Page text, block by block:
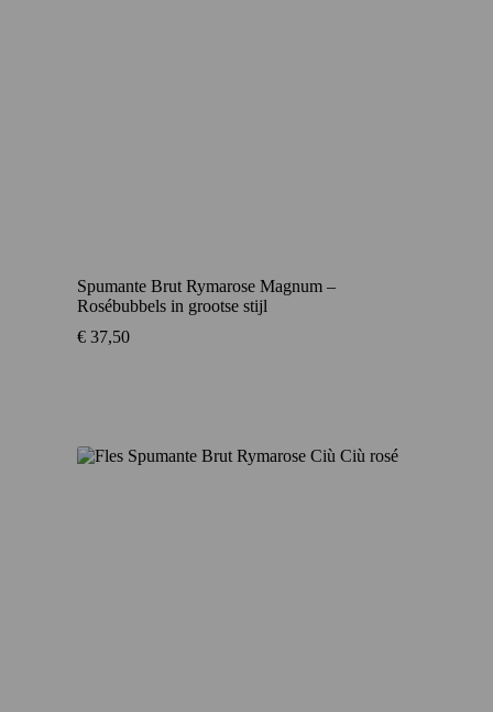
Spumante Brut Rymarose Magnum –
Rosébubbels in grootse stijl
€ 37,50